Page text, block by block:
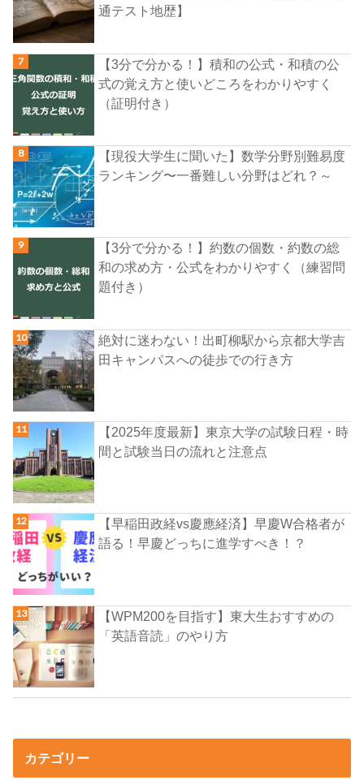
通テスト地歴】
【3分で分かる！】積和の公式・和積の公
式の覚え方と使いどころをわかりやすく
（証明付き）
【現役大学生に聞いた】数学分野別難易度
ランキング〜一番難しい分野はどれ？～
【3分で分かる！】約数の個数・約数の総
和の求め方・公式をわかりやすく（練習問
題付き）
絶対に迷わない！出町柳駅から京都大学吉
田キャンパスへの徒歩での行き方
【2025年度最新】東京大学の試験日程・時
間と試験当日の流れと注意点
【早稲田政経vs慶應経済】早慶W合格者が
語る！早慶どっちに進学すべき！？
【WPM200を目指す】東大生おすすめの
「英語音読」のやり方
カテゴリー